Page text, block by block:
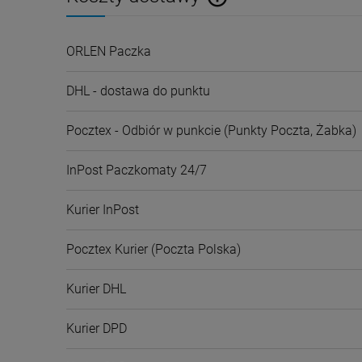
ORLEN Paczka
DHL - dostawa do punktu
Pocztex - Odbiór w punkcie (Punkty Poczta, Żabka)
InPost Paczkomaty 24/7
Kurier InPost
Pocztex Kurier (Poczta Polska)
Kurier DHL
Kurier DPD